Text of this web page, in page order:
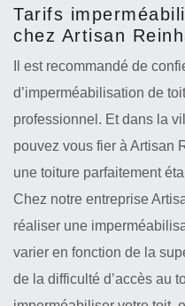
Tarifs
chez Artisan
Il est recommandé de
d’imperméabilisation de
professionnel. Et dans la
pouvez vous fier à Artisan
une toiture parfaitement
Chez notre entreprise
réaliser une
varier en fonction de la
de la difficulté d’accès au